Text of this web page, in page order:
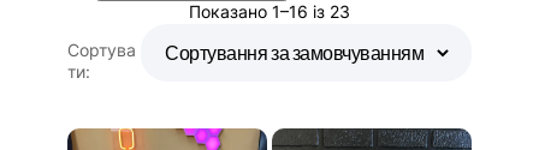
Показано 1–16 із 23
Сортува
ти: